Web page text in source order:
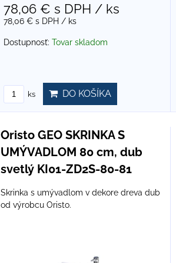
78,06 € s DPH / ks
78,06 € s DPH / ks
Dostupnosť: Tovar skladom
ks DO KOŠÍKA
Oristo GEO SKRINKA S
UMÝVADLOM 80 cm, dub
svetlý KI01-ZD2S-80-81
Skrinka s umývadlom v dekore dreva dub
od výrobcu Oristo.